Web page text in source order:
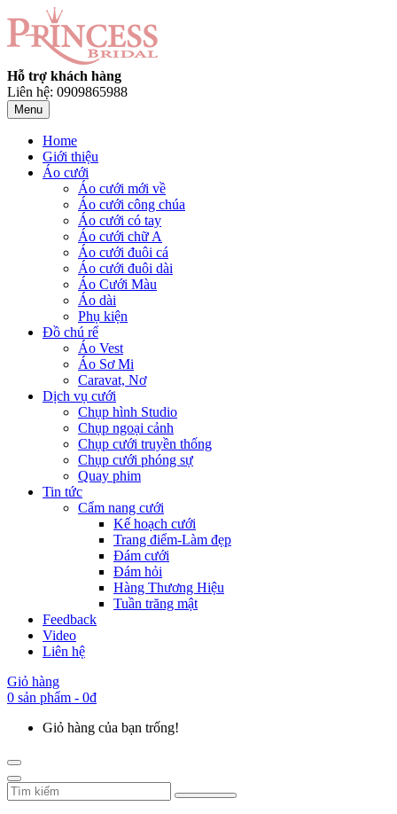
Hỗ trợ khách hàng
Liên hệ: 0909865988
Menu
Home
Giới thiệu
Áo cưới
Áo cưới mới về
Áo cưới công chúa
Áo cưới có tay
Áo cưới chữ A
Áo cưới đuôi cá
Áo cưới đuôi dài
Áo Cưới Màu
Áo dài
Phụ kiện
Đồ chú rể
Áo Vest
Áo Sơ Mi
Caravat, Nơ
Dịch vụ cưới
Chụp hình Studio
Chụp ngoại cảnh
Chụp cưới truyền thống
Chụp cưới phóng sự
Quay phim
Tin tức
Cẩm nang cưới
Kế hoạch cưới
Trang điểm-Làm đẹp
Đám cưới
Đám hỏi
Hàng Thương Hiệu
Tuần trăng mật
Feedback
Video
Liên hệ
Giỏ hàng
0 sản phẩm - 0đ
Giỏ hàng của bạn trống!